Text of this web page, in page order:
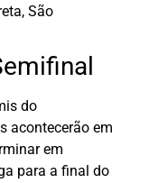
São
do
acontecerão em
em
para a final do